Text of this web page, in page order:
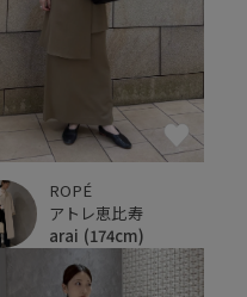
ROPÉ
アトレ恵比寿
arai (174cm)